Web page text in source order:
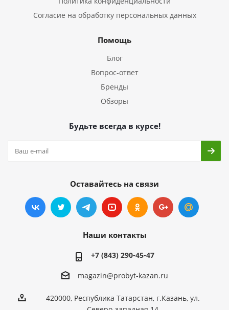
Согласие на обработку персональных данных
Помощь
Блог
Вопрос-ответ
Бренды
Обзоры
Будьте всегда в курсе!
Оставайтесь на связи
Наши контакты
+7 (843) 290-45-47
magazin@probyt-kazan.ru
420000, Республика Татарстан, г.Казань, ул.